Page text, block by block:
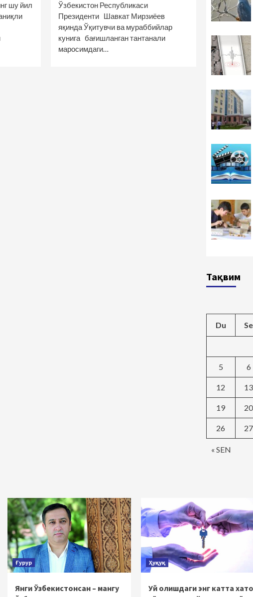
шу йил
Ўзбекистон Республикаси
Президенти Шавкат Мирзиёев
яқинда Ўқитувчи ва мураббийлар
кунига бағишланган тантанали
маросимдаги…
Тақвим
Du Se
« SEN
5 6
12 13
19 20
26 27
Ғурур
Янги Ўзбекистонсан – мангу
Ҳуқуқ
Уй олишдаги энг катта